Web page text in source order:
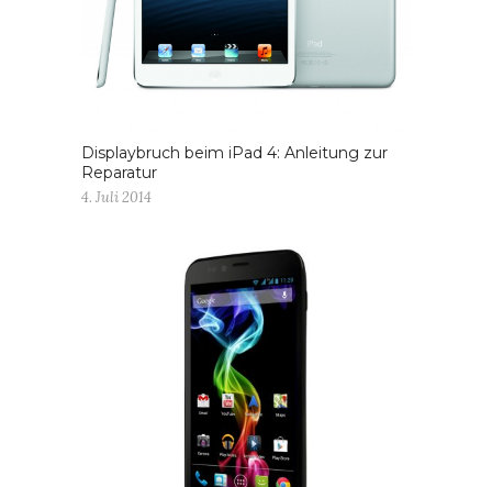
Displaybruch beim iPad 4: Anleitung zur
Reparatur
4. Juli 2014